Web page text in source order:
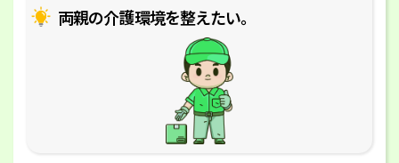
両親の介護環境を整えたい｡